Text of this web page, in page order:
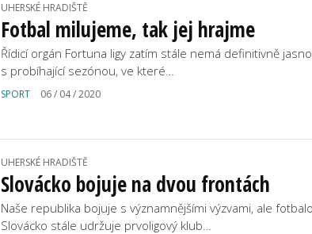
UHERSKÉ HRADIŠTĚ
Fotbal milujeme, tak jej hrajme
Řídicí orgán Fortuna ligy zatím stále nemá definitivně
s probíhající sezónou, ve které…
SPORT 06 / 04 / 2020
UHERSKÉ HRADIŠTĚ
Slovácko bojuje na dvou frontách
Naše republika bojuje s významnějšími výzvami, ale
Slovácko stále udržuje prvoligový klub…